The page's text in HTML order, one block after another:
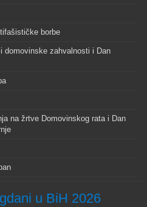
borbe
domovinske zahvalnosti i Dan
na žrtve Domovinskog rata i Dan
u BiH 2026